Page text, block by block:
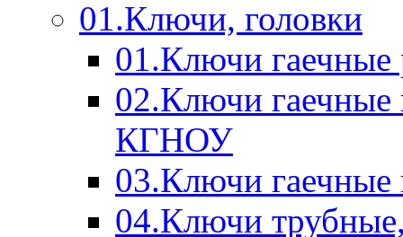
01.Ключи, головки
01.Ключи
02.Ключи
КГНОУ
03.Ключи
04.Ключи